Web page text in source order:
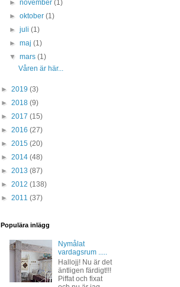
►november(1)
►oktober(1)
►juli(1)
►maj(1)
▼mars(1)
Våren är här...
► 2019 (3)
► 2018 (9)
► 2017 (15)
► 2016 (27)
► 2015 (20)
► 2014 (48)
► 2013 (87)
► 2012 (138)
► 2011 (37)
Populära inlägg
Nymålat
vardagsrum .....
Hallojj! Nu är det
äntligen färdigt!!!
Piffat och fixat